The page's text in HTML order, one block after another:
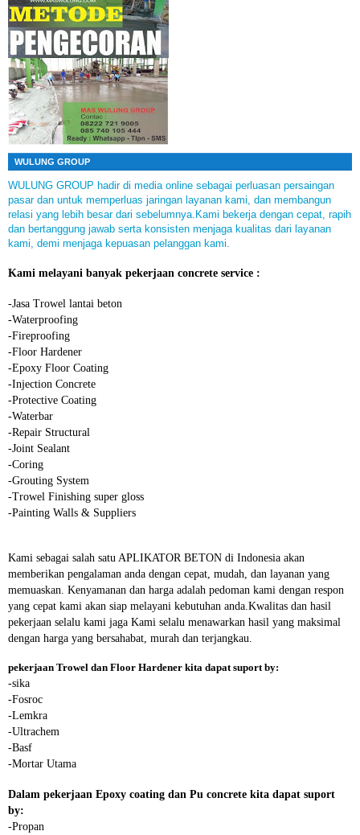
WULUNG GROUP
WULUNG GROUP hadir di media online sebagai perluasan persaingan
pasar dan untuk memperluas jaringan layanan kami, dan membangun
relasi yang lebih besar dari sebelumnya.Kami bekerja dengan cepat, rapih
dan bertanggung jawab serta konsisten menjaga kualitas dari layanan
kami, demi menjaga kepuasan pelanggan kami.
Kami melayani banyak pekerjaan concrete service :
-Jasa Trowel lantai beton
-Waterproofing
-Fireproofing
-Floor Hardener
-Epoxy Floor Coating
-Injection Concrete
-Protective Coating
-Waterbar
-Repair Structural
-Joint Sealant
-Coring
-Grouting System
-Trowel Finishing super gloss
-Painting Walls & Suppliers
Kami sebagai salah satu APLIKATOR BETON di Indonesia akan
memberikan pengalaman anda dengan cepat, mudah, dan layanan yang
memuaskan. Kenyamanan dan harga adalah pedoman kami dengan respon
yang cepat kami akan siap melayani kebutuhan anda.Kwalitas dan hasil
pekerjaan selalu kami jaga Kami selalu menawarkan hasil yang maksimal
dengan harga yang bersahabat, murah dan terjangkau.
pekerjaan Trowel dan Floor Hardener kita dapat suport by:
-sika
-Fosroc
-Lemkra
-Ultrachem
-Basf
-Mortar Utama
Dalam pekerjaan Epoxy coating dan Pu concrete kita dapat suport
by:
-Propan